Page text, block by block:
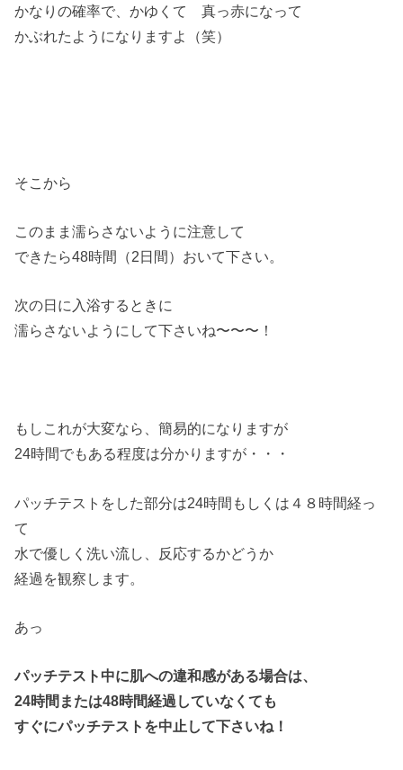
かなりの確率で、かゆくて 真っ赤になって
かぶれたようになりますよ（笑）
そこから
このまま濡らさないように注意して
できたら48時間（2日間）おいて下さい。
次の日に入浴するときに
濡らさないようにして下さいね〜〜〜！
もしこれが大変なら、簡易的になりますが
24時間でもある程度は分かりますが・・・
パッチテストをした部分は24時間もしくは４８時間経っ
て
水で優しく洗い流し、反応するかどうか
経過を観察します。
あっ
パッチテスト中に肌への違和感がある場合は、
24時間または48時間経過していなくても
すぐにパッチテストを中止して下さいね！